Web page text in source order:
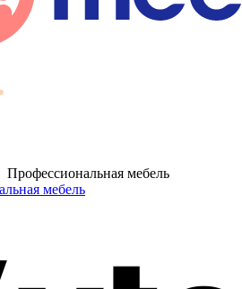
Профессиональная мебель
мебель